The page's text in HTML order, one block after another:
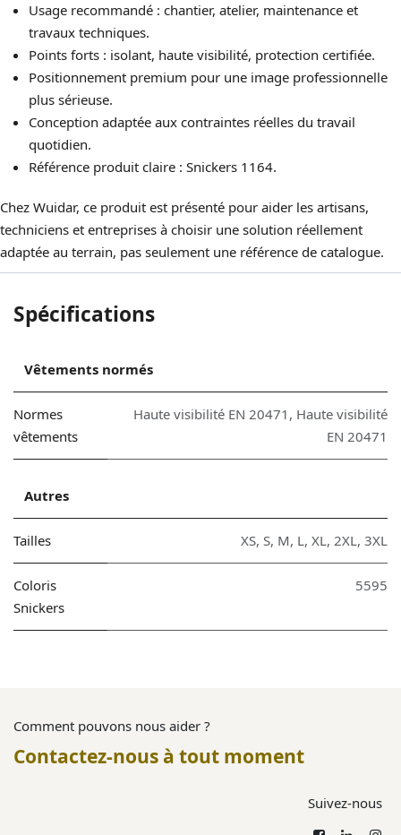
Usage recommandé : chantier, atelier, maintenance et
travaux techniques.
Points forts : isolant, haute visibilité, protection certifiée.
Positionnement premium pour une image professionnelle
plus sérieuse.
Conception adaptée aux contraintes réelles du travail
quotidien.
Référence produit claire : Snickers 1164.
Chez Wuidar, ce produit est présenté pour aider les artisans,
techniciens et entreprises à choisir une solution réellement
adaptée au terrain, pas seulement une référence de catalogue.
Spécifications
Vêtements normés
Normes
vêtements
Haute visibilité EN 20471 , Haute visibilité
EN 20471
Autres
Tailles XS, S, M, L, XL, 2XL, 3XL
Coloris
Snickers
5595
Comment pouvons nous aider ?
Contactez-nous à tout moment
Suivez-nous